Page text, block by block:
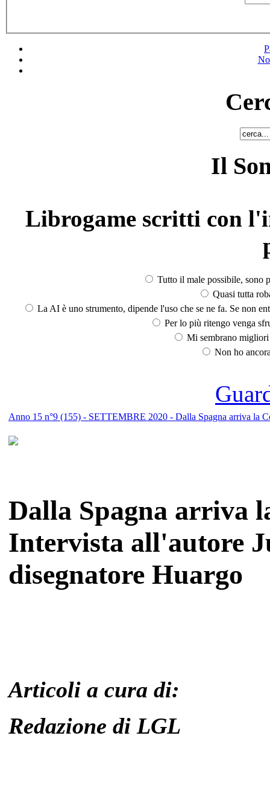
Il
Librogame scritti con
Tutto il male possibile, sono
Quasi tutta
La AI è uno strumento, dipende l'uso che se ne fa. Se non
Per lo più ritengo venga
Mi sembrano
Non ho
Anno 15 n°9 (155) - SETTEMBRE 2020 - Dalla Spagna arriva la
Dalla Spagna arriva
Intervista all'autore
disegnatore Huargo
Articoli a cura di:
Redazione di LGL